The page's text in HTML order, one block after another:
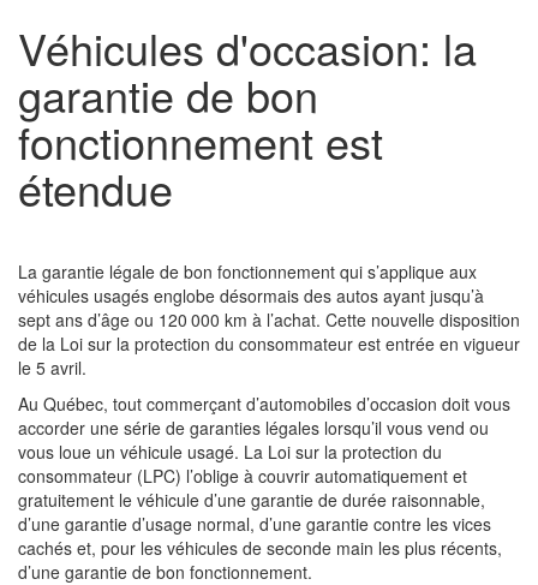
Véhicules d'occasion: la
garantie de bon
fonctionnement est
étendue
La garantie légale de bon fonctionnement qui s’applique aux
véhicules usagés englobe désormais des autos ayant jusqu’à
sept ans d’âge ou 120 000 km à l’achat. Cette nouvelle disposition
de la Loi sur la protection du consommateur est entrée en vigueur
le 5 avril.
Au Québec, tout commerçant d’automobiles d’occasion doit vous
accorder une série de garanties légales lorsqu’il vous vend ou
vous loue un véhicule usagé. La Loi sur la protection du
consommateur (LPC) l’oblige à couvrir automatiquement et
gratuitement le véhicule d’une garantie de durée raisonnable,
d’une garantie d’usage normal, d’une garantie contre les vices
cachés et, pour les véhicules de seconde main les plus récents,
d’une garantie de bon fonctionnement.